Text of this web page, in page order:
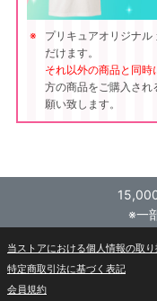
プリキュアオリジナ
だけます。
それ以外の商品と同
方の商品をご購入され
願い致します。
※一
当ストアにおける個人情報の取
特定商取引法に基づく表記
会員規約